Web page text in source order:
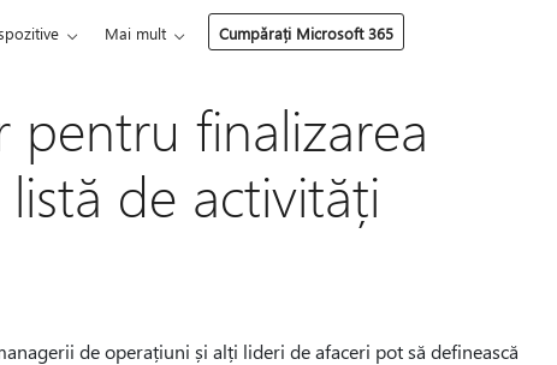
Mai mult Cumpărați Microsoft 365
pentru finalizarea
de activități
de operațiuni și alți lideri de afaceri pot să definească